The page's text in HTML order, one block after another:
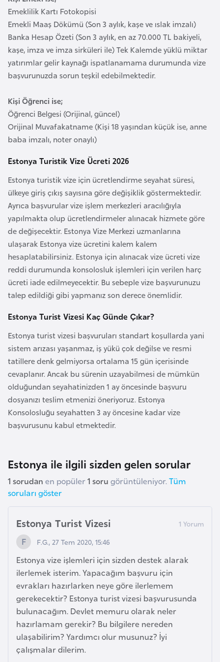
Emeklilik Kartı Fotokopisi
Emekli Maaş Dökümü (Son 3 aylık, kaşe ve ıslak imzalı)
Banka Hesap Özeti (Son 3 aylık, en az 70.000 TL bakiyeli,
kaşe, imza ve imza sirküleri ile) Tek Kalemde yüklü miktar
yatırımlar gelir kaynağı ispatlanamama durumunda vize
başvurunuzda sorun teşkil edebilmektedir.
Kişi Öğrenci ise;
Öğrenci Belgesi (Orijinal, güncel)
Orijinal Muvafakatname (Kişi 18 yaşından küçük ise, anne
baba imzalı, noter onaylı)
Estonya Turistik Vize Ücreti 2026
Estonya turistik vize için ücretlendirme seyahat süresi,
ülkeye giriş çıkış sayısına göre değişiklik göstermektedir.
Ayrıca başvurular vize işlem merkezleri aracılığıyla
yapılmakta olup ücretlendirmeler alınacak hizmete göre
de değişecektir. Estonya Vize Merkezi uzmanlarına
ulaşarak Estonya vize ücretini kalem kalem
hesaplatabilirsiniz. Estonya için alınacak vize ücreti vize
reddi durumunda konsolosluk işlemleri için verilen harç
ücreti iade edilmeyecektir. Bu sebeple vize başvurunuzu
talep edildiği gibi yapmanız son derece önemlidir.
Estonya Turist Vizesi Kaç Günde Çıkar?
Estonya turist vizesi başvuruları standart koşullarda yani
sistem arızası yaşanmaz, iş yükü çok değilse ve resmi
tatillere denk gelmiyorsa ortalama 15 gün içerisinde
cevaplanır. Ancak bu sürenin uzayabilmesi de mümkün
olduğundan seyahatinizden 1 ay öncesinde başvuru
dosyanızı teslim etmenizi öneriyoruz. Estonya
Konsolosluğu seyahatten 3 ay öncesine kadar vize
başvurusunu kabul etmektedir.
Estonya ile ilgili sizden gelen sorular
1 sorudan en popüler1 soru görüntüleniyor. Tüm
soruları göster
Estonya Turist Vizesi
F.G., 27 Tem 2020, 15:46
Estonya vize işlemleri için sizden destek alarak
ilerlemek isterim. Yapacağım başvuru için
evrakları hazırlarken neye göre ilerlemem
gerekecektir? Estonya turist vizesi başvurusunda
bulunacağım. Devlet memuru olarak neler
hazırlamam gerekir? Bu bilgilere nereden
ulaşabilirim? Yardımcı olur musunuz? İyi
çalışmalar dilerim.
i
n
o
n
a
H
e
r
e
B
u
g
a
r
i
s
a
n
B
u
r
k
i
n
a
o
a
d
Ç
e
k
C
u
m
h